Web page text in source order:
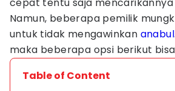
Namun, beberapa pemilik
untuk tidak mengawinkan anabul
maka beberapa opsi berikut
Table of Content